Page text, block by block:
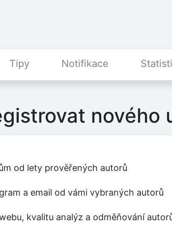
Tipy Notifikace
nového
od lety prověřených autorů
a email od vámi vybraných autorů
kvalitu analýz a odměňování